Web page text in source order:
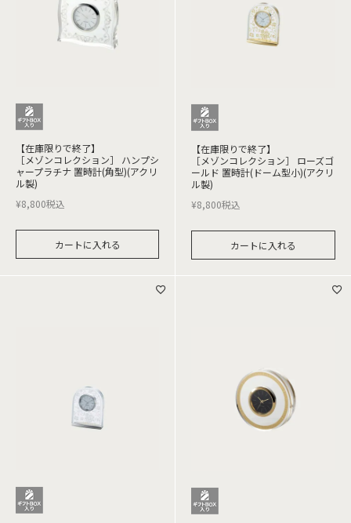
【在庫限りで終了】
［メゾンコレクション］ ハンプシ
ャープラチナ 置時計(角型)(アクリ
ル製)
¥8,800税込
カートに入れる
【在庫限りで終了】
［メゾンコレクション］ ローズゴ
ールド 置時計(ドーム型小)(アクリ
ル製)
¥8,800税込
カートに入れる